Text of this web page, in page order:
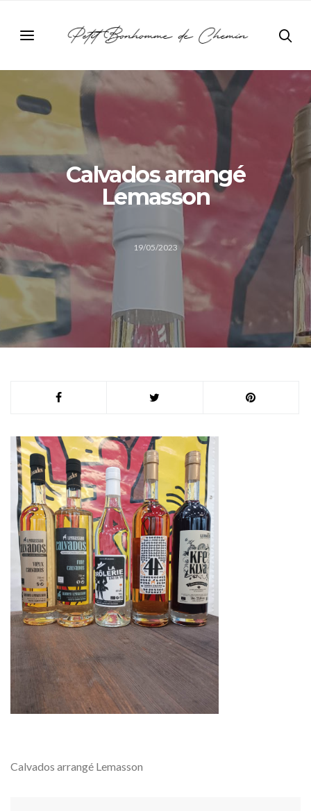
Calvados arrangé
Lemasson
19/05/2023
Calvados arrangé Lemasson